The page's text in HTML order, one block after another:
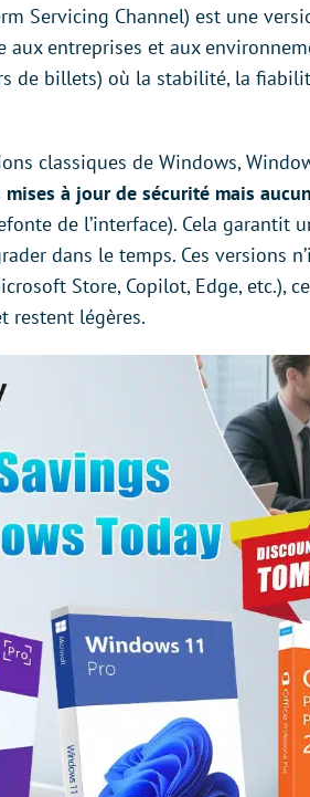
Servicing Channel) est une
aux entreprises et aux
de billets) où la stabilité, la
classiques de Windows,
mises à jour de sécurité mais
de l’interface). Cela garantit
dans le temps. Ces versions
Store, Copilot, Edge, etc.),
restent légères.